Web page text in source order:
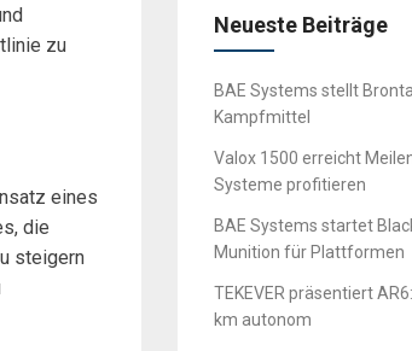
zu
eines
die
steigern
Neueste Beiträge
BAE Systems stellt
Kampfmittel
Valox 1500 erreicht
Systeme profitieren
BAE Systems startet
Munition für Plattformen
TEKEVER präsentiert
km autonom